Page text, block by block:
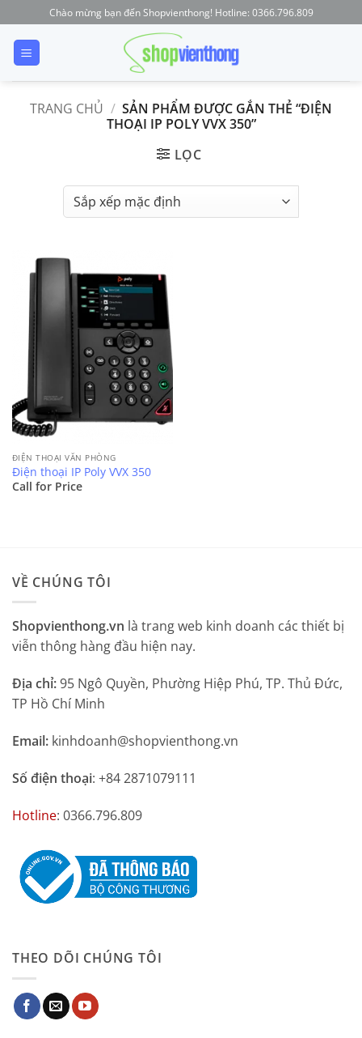
to
content
Chào mừng bạn đến Shopvienthong! Hotline: 0366.796.809
TRANG CHỦ / SẢN PHẨM ĐƯỢC GẮN THẺ “ĐIỆN
THOẠI IP POLY VVX 350”
LỌC
ĐIỆN THOẠI VĂN PHÒNG
Điện thoại IP Poly VVX 350
Call for Price
VỀ CHÚNG TÔI
Shopvienthong.vn là trang web kinh doanh các thiết bị
viễn thông hàng đầu hiện nay.
Địa chỉ:95 Ngô Quyền, Phường Hiệp Phú, TP. Thủ Đức,
TP Hồ Chí Minh
Email: kinhdoanh@shopvienthong.vn
Số điện thoại: +84 2871079111
Hotline: 0366.796.809
THEO DÕI CHÚNG TÔI